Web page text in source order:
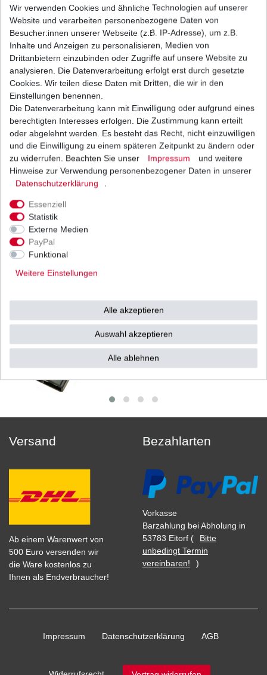
Alle ansehen
Bremsbeläge EBC FA 208 TT Standard
Bremsklötze hinten
UVP 29,43 € 20,15 € *
Satz
| 20,15 € / Satz
Versandkosten
SONDERANGEBOTE
Alle ansehen
Batterie TTZ10S Yuasa Alternative zu YTZ10S
SONSTIGES
Regler Garelli Roller z.B.Pony Big Wheel Neu
10,00 € *
Stück | 10,00 € / Stück
Versand
Ab einem Warenwert von
500 Euro versenden wir
die Ware kostenlos zu
Ihnen als Endverbraucher!
Bezahlarten
Vorkasse
Barzahlung bei Abholung in
53783 Eitorf (
Bitte
unbedingt Termin
vereinbaren!
)
Impressum Daten­schutz­erklärung AGB
Wir verwenden Cookies und ähnliche Technologien auf unserer
Website und verarbeiten personenbezogene Daten von
Besucher:innen unserer Webseite (z.B. IP-Adresse), um z.B.
Inhalte und Anzeigen zu personalisieren, Medien von
Drittanbietern einzubinden oder Zugriffe auf unsere Website zu
analysieren. Die Datenverarbeitung erfolgt erst durch gesetzte
Cookies. Wir teilen diese Daten mit Dritten, die wir in den
Einstellungen benennen.
Die Datenverarbeitung kann mit Einwilligung oder aufgrund eines
berechtigten Interesses erfolgen. Die Zustimmung kann erteilt
oder abgelehnt werden. Es besteht das Recht, nicht einzuwilligen
und die Einwilligung zu einem späteren Zeitpunkt zu ändern oder
zu widerrufen. Beachten Sie unser
Impressum
und weitere
Hinweise zur Verwendung personenbezogener Daten in unserer
Daten­schutz­erklärung
Essenziell
Statistik
Externe Medien
PayPal
Funktional
Weitere Einstellungen
Alle akzeptieren
Auswahl akzeptieren
Alle ablehnen